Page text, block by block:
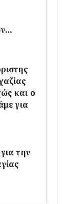
και ο
για
την